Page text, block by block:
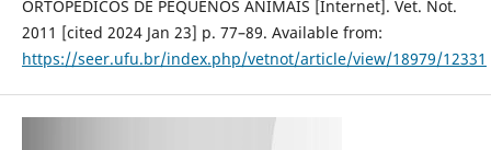
ORTOPÉDICOS DE PEQUENOS ANIMAIS [Internet]. Vet. Not.
2011 [cited 2024 Jan 23] p. 77–89. Available from:
https://seer.ufu.br/index.php/vetnot/article/view/18979/12331